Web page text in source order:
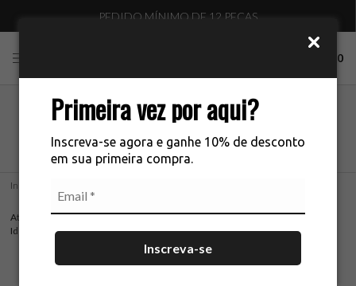
Primeira vez por aqui?
Inscreva-se agora e ganhe 10% de desconto
em sua primeira compra.
Inscreva-se
PEDIDO MÍNIMO DE 12 PEÇAS
0
CONJUNTOS
Início
Atacado de conjuntos femininos com tecidos nobres e acabamento perfeito.
Ideal para lojas que buscam peças elegantes e modernas.